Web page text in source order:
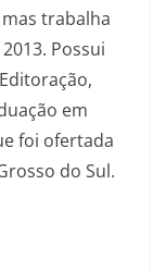
trabalha
Possui
em
foi ofertada
do Sul.